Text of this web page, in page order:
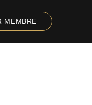
MEMBRE